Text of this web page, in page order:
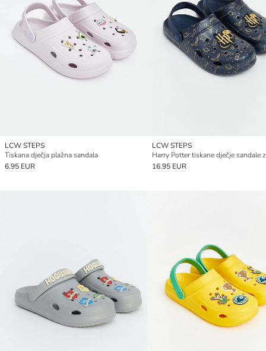
LCW STEPS
Tiskana dječja plažna sandala
6.95 EUR
LCW STEPS
Harry Potter tiskane dječje sandale
16.95 EUR